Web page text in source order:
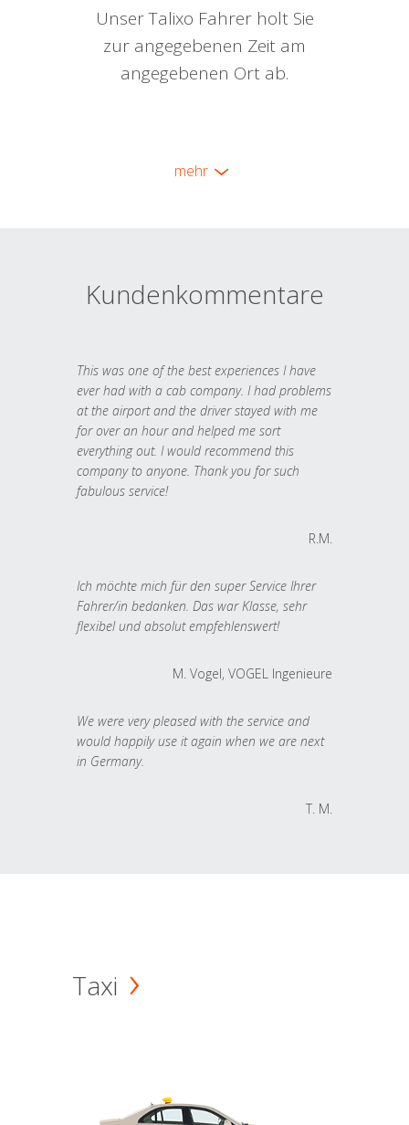
Unser Talixo Fahrer holt Sie
zur angegebenen Zeit am
angegebenen Ort ab.
mehr
Kundenkommentare
This was one of the best experiences I have
ever had with a cab company. I had problems
at the airport and the driver stayed with me
for over an hour and helped me sort
everything out. I would recommend this
company to anyone. Thank you for such
fabulous service!
R.M.
Ich möchte mich für den super Service Ihrer
Fahrer/in bedanken. Das war Klasse, sehr
flexibel und absolut empfehlenswert!
M. Vogel, VOGEL Ingenieure
We were very pleased with the service and
would happily use it again when we are next
in Germany.
T. M.
Taxi